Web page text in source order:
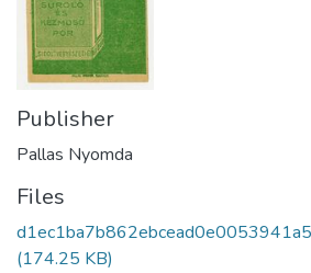
Publisher
Pallas Nyomda
Files
(174.25 KB)